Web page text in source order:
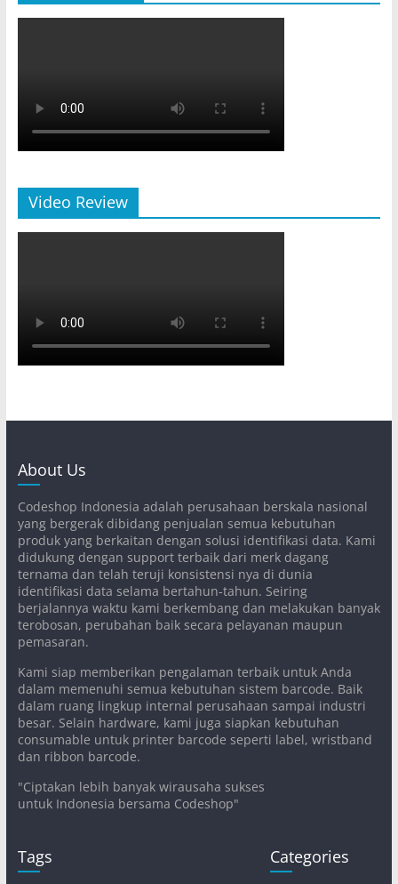
Video Review
About Us
Codeshop Indonesia adalah perusahaan berskala nasional
yang bergerak dibidang penjualan semua kebutuhan
produk yang berkaitan dengan solusi identifikasi data. Kami
didukung dengan support terbaik dari merk dagang
ternama dan telah teruji konsistensi nya di dunia
identifikasi data selama bertahun-tahun. Seiring
berjalannya waktu kami berkembang dan melakukan banyak
terobosan, perubahan baik secara pelayanan maupun
pemasaran.
Kami siap memberikan pengalaman terbaik untuk Anda
dalam memenuhi semua kebutuhan sistem barcode. Baik
dalam ruang lingkup internal perusahaan sampai industri
besar. Selain hardware, kami juga siapkan kebutuhan
consumable untuk printer barcode seperti label, wristband
dan ribbon barcode.
"Ciptakan lebih banyak wirausaha sukses
untuk Indonesia bersama Codeshop"
Tags Categories